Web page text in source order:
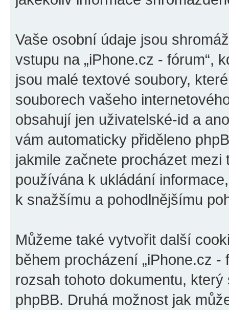
Vaše osobní údaje jsou
vstupu na „iPhone.cz - fórum“,
jsou malé textové soubory,
souborech vašeho
obsahují jen uživatelské-id a
vám automaticky přiděleno
jakmile začnete procházet mezi
používána k ukládání
k snažšímu a pohodlnějšímu
Můžeme také vytvořit další
během procházení „iPhone.cz
rozsah tohoto dokumentu,
phpBB. Druhá možnost jak